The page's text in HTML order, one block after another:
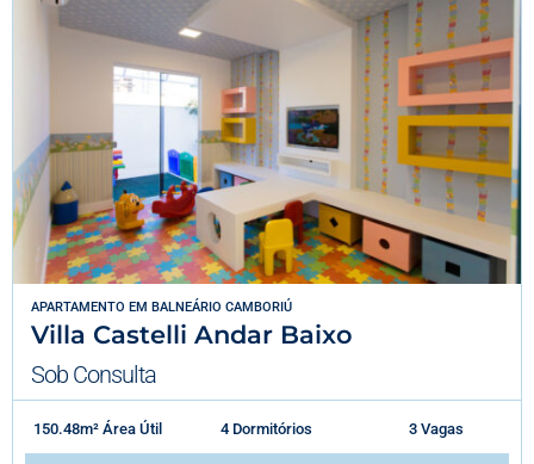
APARTAMENTO EM BALNEÁRIO CAMBORIÚ
Villa Castelli Andar Baixo
Sob Consulta
150.48m² Área Útil 4 Dormitórios 3 Vagas